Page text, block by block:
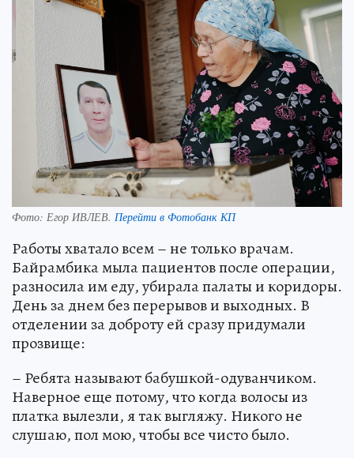
Фото: Егор ИВЛЕВ. Перейти в Фотобанк КП
Работы хватало всем – не только врачам.
Байрамбика мыла пациентов после операции,
разносила им еду, убирала палаты и коридоры.
День за днем без перерывов и выходных. В
отделении за доброту ей сразу придумали
прозвище:
– Ребята называют бабушкой-одуванчиком.
Наверное еще потому, что когда волосы из
платка вылезли, я так выгляжу. Никого не
слушаю, пол мою, чтобы все чисто было.